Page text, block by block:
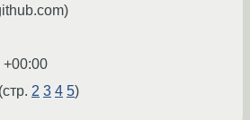
+00:00
(стр. 2 3 4 5)